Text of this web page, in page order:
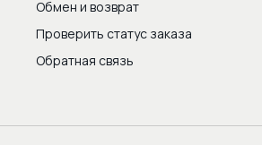
Обмен и возврат
Проверить статус заказа
Обратная связь